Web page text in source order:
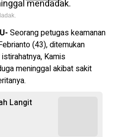
Seorang petugas keamanan
(43), ditemukan
Kamis
meninggal akibat sakit
Langit